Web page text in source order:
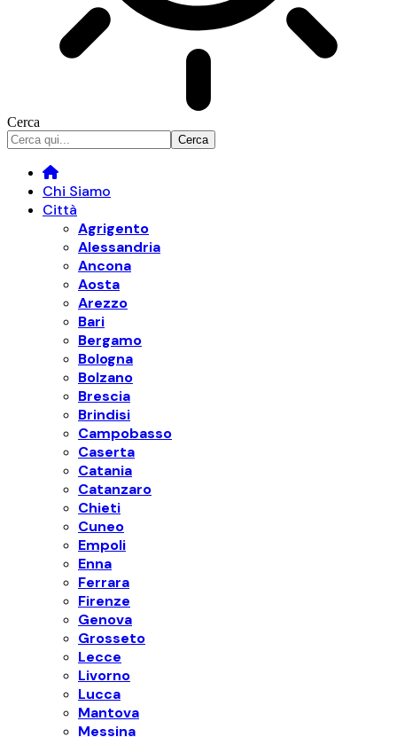
Cerca
Chi Siamo
Città
Agrigento
Alessandria
Ancona
Aosta
Arezzo
Bari
Bergamo
Bologna
Bolzano
Brescia
Brindisi
Campobasso
Caserta
Catania
Catanzaro
Chieti
Cuneo
Empoli
Enna
Ferrara
Firenze
Genova
Grosseto
Lecce
Livorno
Lucca
Mantova
Messina